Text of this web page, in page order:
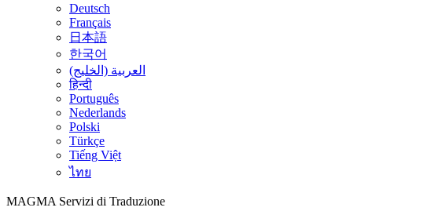
Deutsch
Français
日本語
한국어
العربية (الخليج)
हिन्दी
Português
Nederlands
Polski
Türkçe
Tiếng Việt
ไทย
MAGMA Servizi di Traduzione